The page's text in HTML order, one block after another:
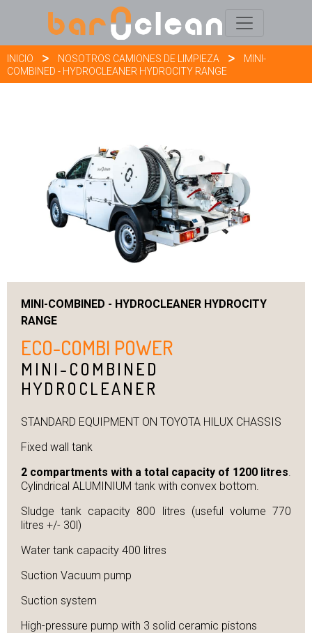
INICIO NOSOTROS CAMIONES DE LIMPIEZA
MINI-
COMBINED - HYDROCLEANER HYDROCITY RANGE
MINI-COMBINED - HYDROCLEANER HYDROCITY
RANGE
ECO-COMBI POWER
MINI-COMBINED
HYDROCLEANER
STANDARD EQUIPMENT ON TOYOTA HILUX CHASSIS
Fixed wall tank
2 compartments with a total capacity of 1200 litres.
Cylindrical ALUMINIUM tank with convex bottom.
Sludge tank capacity 800 litres (useful volume 770
litres +/- 30l)
Water tank capacity 400 litres
Suction Vacuum pump
Suction system
High-pressure pump with 3 solid ceramic pistons